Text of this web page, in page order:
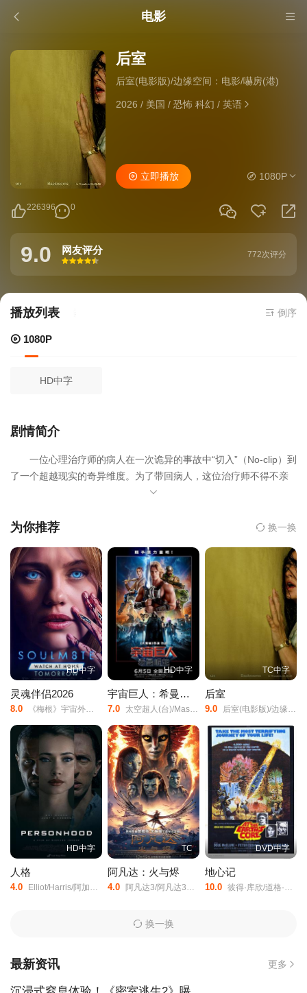
电影
后室
后室(电影版)/边缘空间：电影/嚇房(港)
2026 / 美国 / 恐怖 科幻/ 英语
226396 0
立即播放 1080P
9.0 网友评分
很差
较差还行推荐力荐
772次评分
播放列表 当前资源来源
倒序
1080P
HD中字
剧情简介
一位心理治疗师的病人在一次诡异的事故中“切入”（No-clip）到
了一个超越现实的奇异维度。为了带回病人，这位治疗师不得不亲
自踏入那片无边无际、充满黄色壁纸和嗡嗡荧光灯响声的未知迷
室”题材恐怖短片。
为你推荐 换一换
HD中字
灵魂伴侣2026
8.0 《梅根》宇宙外传/夺魂伴侣/
HD中字
宇宙巨人：希曼崛起
7.0 太空超人(台)/Masters/of/the/Universe/宇宙天王(港)/宇宙巨人希曼/宇宙巨人希曼(真人版)/Grayskull/He-Man/
TC中字
后室
9.0 后室(电影版)/边缘空间：电影/嚇房(港)/
HD中字
人格
4.0 Elliot/Harris/阿加特·莱维/艾伦·埃默里斯/Ryan/Lee/Scott/Monica/Baiardi/Romina/Fernandez/Henry/Berry/Jenna/Callaghan/Ricardo/Christian/
TC
阿凡达：火与烬
4.0 阿凡达3/阿凡达3：火与烬/阿凡达3：火与灰/阿凡达3：带种者/Avatar:/The/Seed/Bearer/Avatar/3/
DVD中字
地心记
10.0 彼得·库欣/道格·麦克洛/卡罗琳·莫罗/Cy/Grant/Godfrey/James/基思·巴伦/Robert/Gillespie/
换一换
最新资讯 更多